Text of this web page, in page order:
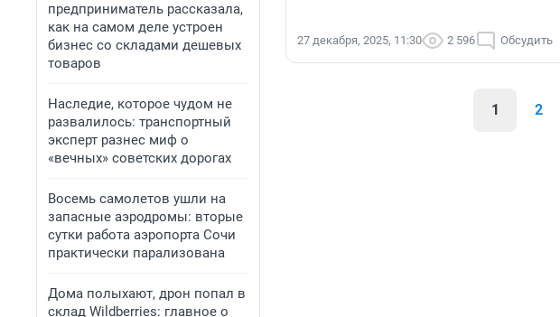
предприниматель рассказала,
как на самом деле устроен
бизнес со складами дешевых
товаров
Наследие, которое чудом не
развалилось: транспортный
эксперт разнес миф о
«вечных» советских дорогах
Восемь самолетов ушли на
запасные аэродромы: вторые
сутки работа аэропорта Сочи
практически парализована
Дома полыхают, дрон попал в
склад Wildberries: главное о
27 декабря, 2025, 11:30 2 596 Обсудить
1 2